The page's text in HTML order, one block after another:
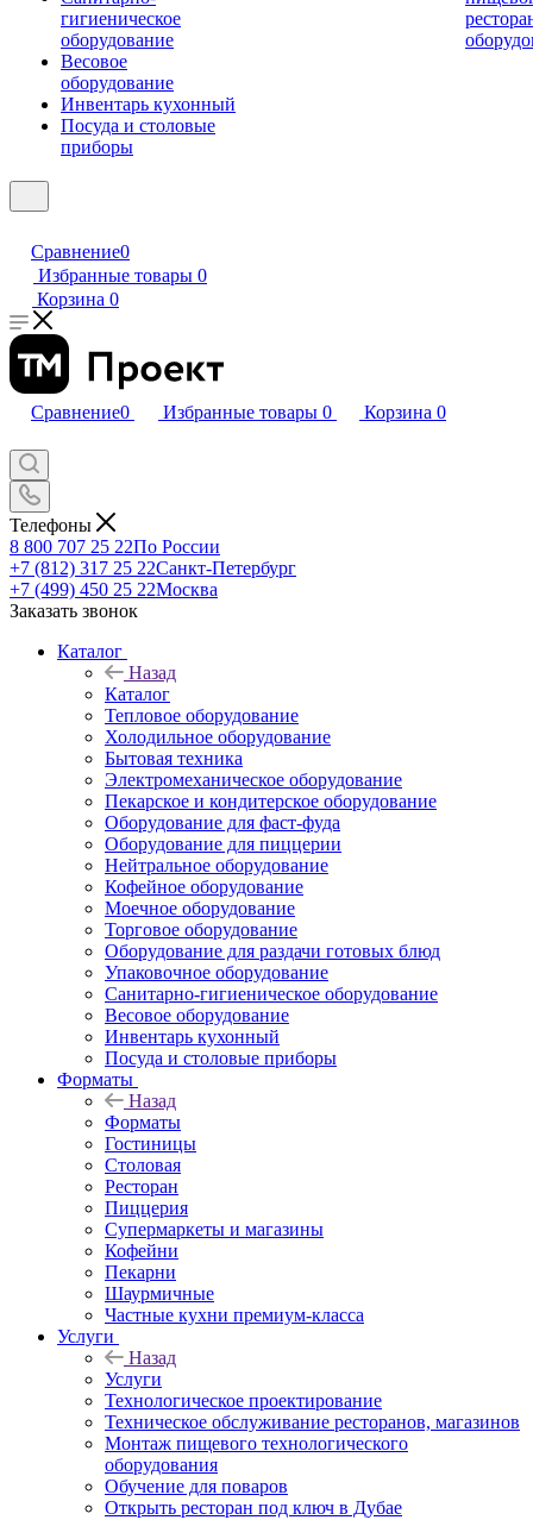
гигиеническое
оборудование
Весовое
оборудование
Инвентарь кухонный
Посуда и столовые
приборы
Сравнение0
Избранные товары 0
Корзина 0
Сравнение0 Избранные товары 0 Корзина 0
Телефоны
8 800 707 25 22По России
+7 (812) 317 25 22Санкт-Петербург
+7 (499) 450 25 22Москва
Заказать звонок
Каталог
Назад
Каталог
Тепловое оборудование
Холодильное оборудование
Бытовая техника
Электромеханическое оборудование
Пекарское и кондитерское оборудование
Оборудование для фаст-фуда
Оборудование для пиццерии
Нейтральное оборудование
Кофейное оборудование
Моечное оборудование
Торговое оборудование
Оборудование для раздачи готовых блюд
Упаковочное оборудование
Санитарно-гигиеническое оборудование
Весовое оборудование
Инвентарь кухонный
Посуда и столовые приборы
Форматы
Назад
Форматы
Гостиницы
Столовая
Ресторан
Пиццерия
Супермаркеты и магазины
Кофейни
Пекарни
Шаурмичные
Частные кухни премиум-класса
Услуги
Назад
Услуги
Технологическое проектирование
Техническое обслуживание ресторанов, магазинов
Монтаж пищевого технологического
оборудования
Обучение для поваров
Открыть ресторан под ключ в Дубае